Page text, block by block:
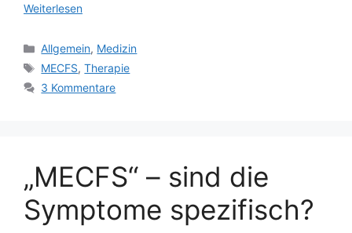
Weiterlesen
Kategorien
Allgemein, Medizin
Schlagwörter
MECFS,Therapie
3 Kommentare
„MECFS“ – sind die
Symptome spezifisch?